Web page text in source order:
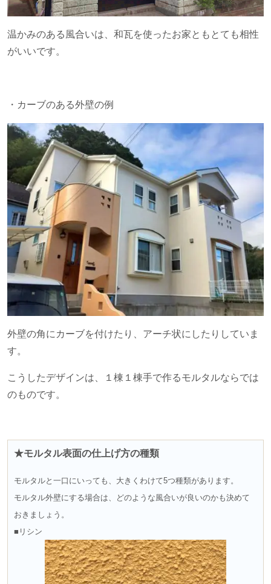
温かみのある風合いは、和瓦を使ったお家ともとても相性
がいいです。
・カーブのある外壁の例
外壁の角にカーブを付けたり、アーチ状にしたりしていま
す。
こうしたデザインは、１棟１棟手で作るモルタルならでは
のものです。
★モルタル表面の仕上げ方の種類
モルタルと一口にいっても、大きくわけて5つ種類があります。
モルタル外壁にする場合は、どのような風合いが良いのかも決めて
おきましょう。
■リシン